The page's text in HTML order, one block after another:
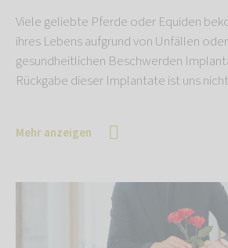
Viele geliebte Pferde oder Equiden
ihres Lebens aufgrund von Unfällen
gesundheitlichen Beschwerden
Rückgabe dieser Implantate ist uns
Mehr anzeigen